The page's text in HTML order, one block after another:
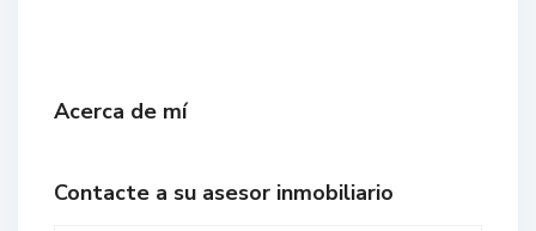
Acerca de mí
Contacte a su asesor inmobiliario